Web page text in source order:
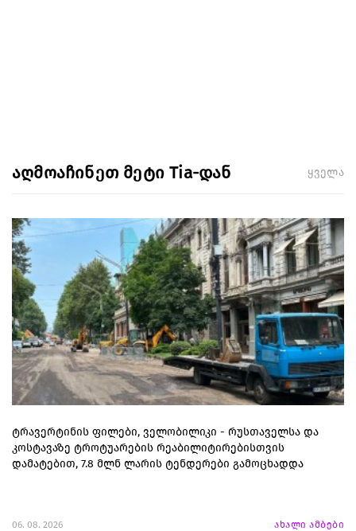
აღმოაჩინეთ მეტი Tia-დან ყველა
ტრავერტინის ფილები, ველობილიკი - რუსთაველსა და
კოსტავაზე ტროტუარების რეაბილიტირებისთვის
დამატებით, 7.8 მლნ ლარის ტენდერები გამოცხადდა
06. 08. 2026 ახალი ამბები